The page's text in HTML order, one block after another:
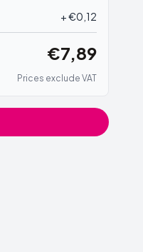
+ €0,12
€7,89
Prices exclude VAT